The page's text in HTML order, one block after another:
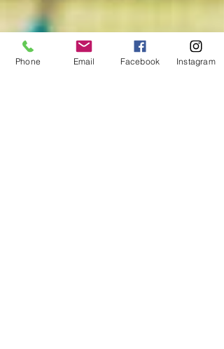
Phone Email Facebook Instagram